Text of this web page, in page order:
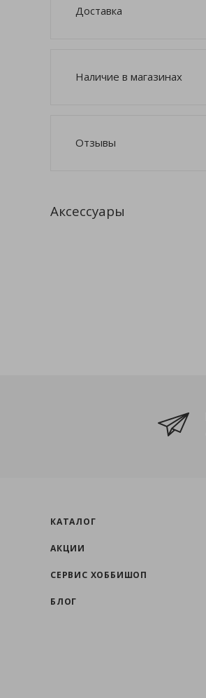
Доставка
Наличие в магазинах
Отзывы
Аксессуары
КАТАЛОГ
АКЦИИ
СЕРВИС ХОББИШОП
БЛОГ